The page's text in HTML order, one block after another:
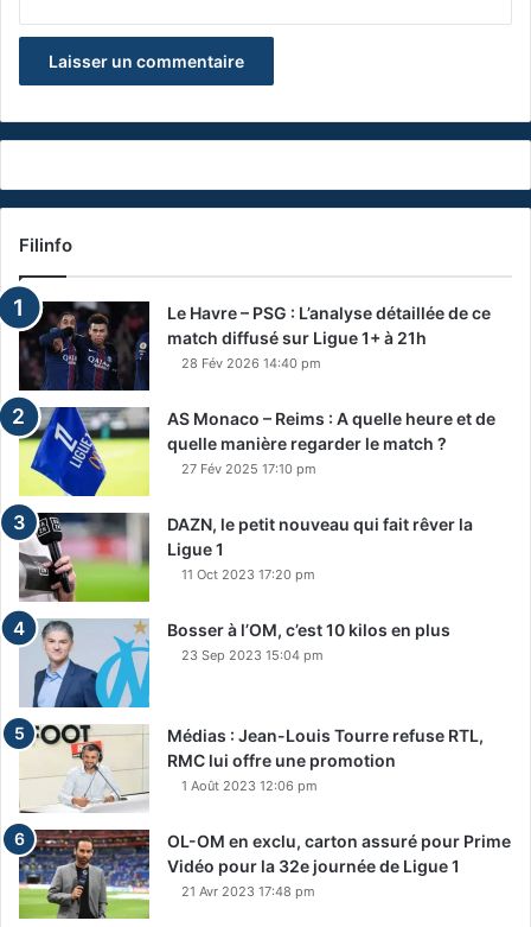
Filinfo
Le Havre – PSG : L’analyse détaillée de ce
match diffusé sur Ligue 1+ à 21h
28 Fév 2026 14:40 pm
AS Monaco – Reims : A quelle heure et de
quelle manière regarder le match ?
27 Fév 2025 17:10 pm
DAZN, le petit nouveau qui fait rêver la
Ligue 1
11 Oct 2023 17:20 pm
Bosser à l’OM, c’est 10 kilos en plus
23 Sep 2023 15:04 pm
Médias : Jean-Louis Tourre refuse RTL,
RMC lui offre une promotion
1 Août 2023 12:06 pm
OL-OM en exclu, carton assuré pour Prime
Vidéo pour la 32e journée de Ligue 1
21 Avr 2023 17:48 pm